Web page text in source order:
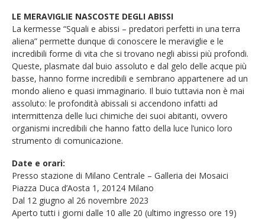
LE MERAVIGLIE NASCOSTE DEGLI ABISSI
La kermesse “Squali e abissi – predatori perfetti in una terra
aliena” permette dunque di conoscere le meraviglie e le
incredibili forme di vita che si trovano negli abissi più profondi.
Queste, plasmate dal buio assoluto e dal gelo delle acque più
basse, hanno forme incredibili e sembrano appartenere ad un
mondo alieno e quasi immaginario. Il buio tuttavia non è mai
assoluto: le profondità abissali si accendono infatti ad
intermittenza delle luci chimiche dei suoi abitanti, ovvero
organismi incredibili che hanno fatto della luce l’unico loro
strumento di comunicazione.
Date e orari:
Presso stazione di Milano Centrale – Galleria dei Mosaici
Piazza Duca d’Aosta 1, 20124 Milano
Dal 12 giugno al 26 novembre 2023
Aperto tutti i giorni dalle 10 alle 20 (ultimo ingresso ore 19)